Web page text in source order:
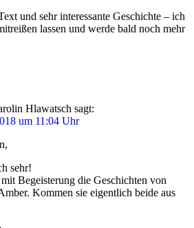
und sehr interessante Geschichte – ich
lassen und werde bald noch mehr
Hlawatsch sagt:
um 11:04 Uhr
sehr!
Begeisterung die Geschichten von
Kommen sie eigentlich beide aus